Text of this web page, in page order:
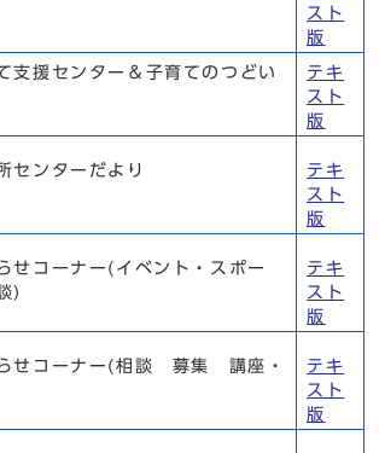
スト
版
支援センター＆子育てのつどい
テキ
スト
版
センターだより
テキ
スト
版
せコーナー(イベント・スポー
)
テキ
スト
版
らせコーナー(相談 募集 講座・
テキ
スト
版